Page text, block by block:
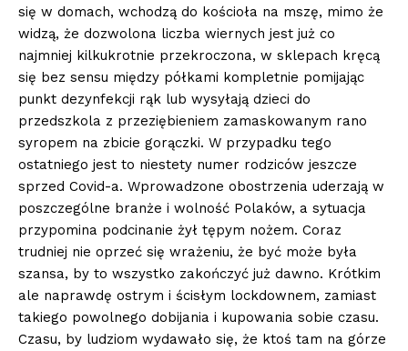
się w domach, wchodzą do kościoła na mszę, mimo że
widzą, że dozwolona liczba wiernych jest już co
najmniej kilkukrotnie przekroczona, w sklepach kręcą
się bez sensu między półkami kompletnie pomijając
punkt dezynfekcji rąk lub wysyłają dzieci do
przedszkola z przeziębieniem zamaskowanym rano
syropem na zbicie gorączki. W przypadku tego
ostatniego jest to niestety numer rodziców jeszcze
sprzed Covid-a. Wprowadzone obostrzenia uderzają w
poszczególne branże i wolność Polaków, a sytuacja
przypomina podcinanie żył tępym nożem. Coraz
trudniej nie oprzeć się wrażeniu, że być może była
szansa, by to wszystko zakończyć już dawno. Krótkim
ale naprawdę ostrym i ścisłym lockdownem, zamiast
takiego powolnego dobijania i kupowania sobie czasu.
Czasu, by ludziom wydawało się, że ktoś tam na górze